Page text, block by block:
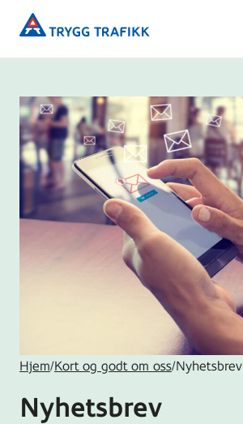
hovedinnhold
Trygg
Hjem/Kort og godt om oss/Nyhetsbrev
Nyhetsbrev